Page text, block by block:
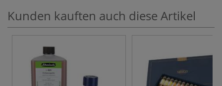
Kunden kauften auch diese Artikel